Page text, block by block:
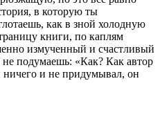
в которую ты
как в зной холодную
книги, по каплям
измученный и счастливый
подумаешь: «Как? Как автор
ничего и не придумывал, он